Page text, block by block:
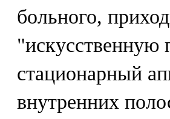
больного,
"искусственную
стационарный
внутренних